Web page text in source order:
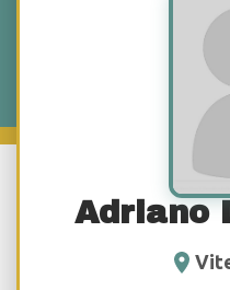
Adriano